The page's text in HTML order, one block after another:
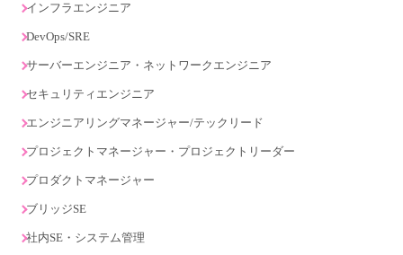
インフラエンジニア
DevOps/SRE
サーバーエンジニア・ネットワークエンジニア
セキュリティエンジニア
エンジニアリングマネージャー/テックリード
プロジェクトマネージャー・プロジェクトリーダー
プロダクトマネージャー
ブリッジSE
社内SE・システム管理